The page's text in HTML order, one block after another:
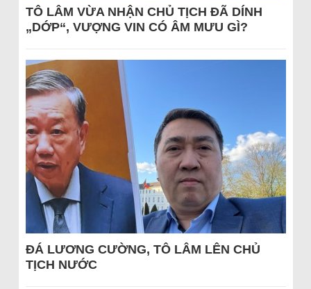
TÔ LÂM VỪA NHẬN CHỦ TỊCH ĐÃ DÍNH
„DỚP“, VƯỢNG VIN CÓ ÂM MƯU GÌ?
ĐÁ LƯƠNG CƯỜNG, TÔ LÂM LÊN CHỦ
TỊCH NƯỚC